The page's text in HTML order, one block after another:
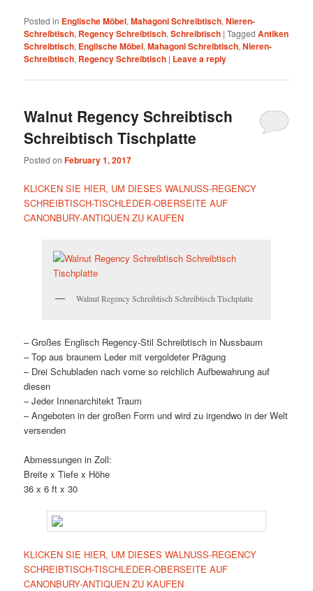
Posted in Englische Möbel,Mahagoni Schreibtisch,Nieren-
Schreibtisch, Regency Schreibtisch,Schreibtisch |Tagged Antiken
Schreibtisch, Englische Möbel,Mahagoni Schreibtisch,Nieren-
Schreibtisch, Regency Schreibtisch | Leave a reply
Walnut Regency Schreibtisch
Schreibtisch Tischplatte
Posted onFebruary 1, 2017
KLICKEN SIE HIER, UM DIESES WALNUSS-REGENCY
SCHREIBTISCH-TISCHLEDER-OBERSEITE AUF
CANONBURY-ANTIQUEN ZU KAUFEN
Walnut Regency Schreibtisch Schreibtisch Tischplatte
– Großes Englisch Regency-Stil Schreibtisch in Nussbaum
– Top aus braunem Leder mit vergoldeter Prägung
– Drei Schubladen nach vorne so reichlich Aufbewahrung auf
diesen
– Jeder Innenarchitekt Traum
– Angeboten in der großen Form und wird zu irgendwo in der Welt
versenden
Abmessungen in Zoll:
Breite x Tiefe x Höhe
36 x 6 ft x 30
KLICKEN SIE HIER, UM DIESES WALNUSS-REGENCY
SCHREIBTISCH-TISCHLEDER-OBERSEITE AUF
CANONBURY-ANTIQUEN ZU KAUFEN